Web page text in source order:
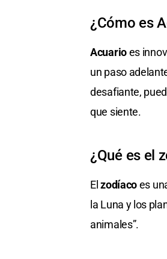
¿Cómo es
Acuarioes
un paso
desafiante,
que siente.
¿Qué es el
Elzodíacoes
la Luna y los
animales”.